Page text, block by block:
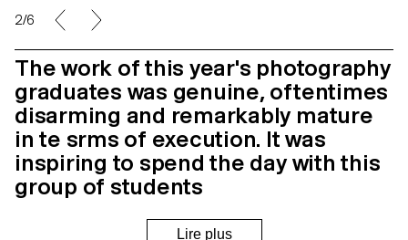
3/6
The work of this year's photography
graduates was genuine, oftentimes
disarming and remarkably mature
in te srms of execution. It was
inspiring to spend the day with this
group of students